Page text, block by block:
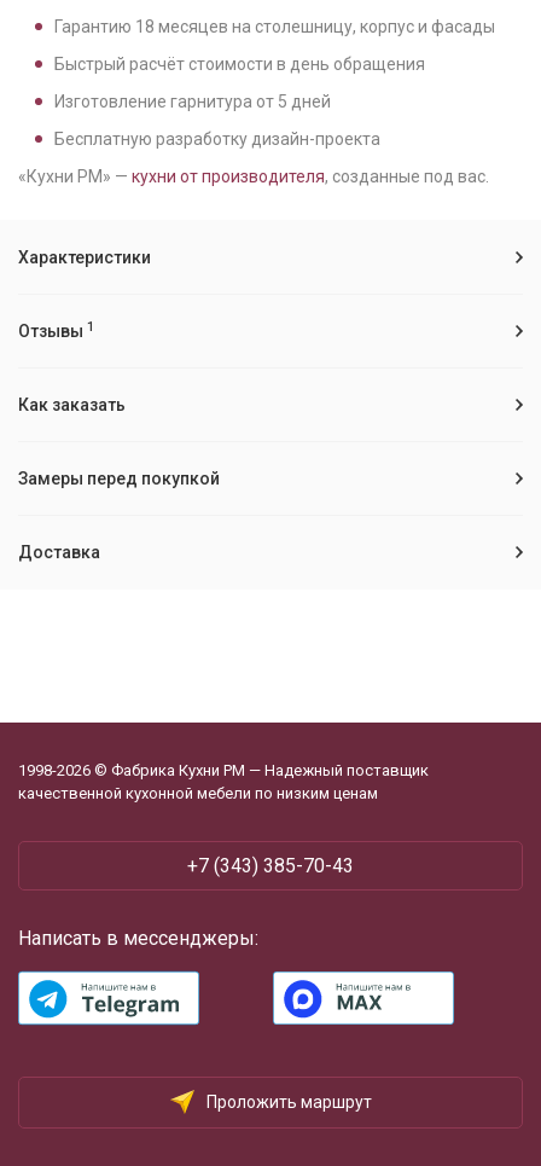
Гарантию 18 месяцев на столешницу, корпус и фасады
Быстрый расчёт стоимости в день обращения
Изготовление гарнитура от 5 дней
Бесплатную разработку дизайн-проекта
«Кухни РМ» — кухни от производителя, созданные под вас.
Характеристики
Отзывы 1
Как заказать
Замеры перед покупкой
Доставка
1998-2026 © Фабрика Кухни РМ — Надежный поставщик
качественной кухонной мебели по низким ценам
+7 (343) 385-70-43
Написать в мессенджеры:
Проложить маршрут